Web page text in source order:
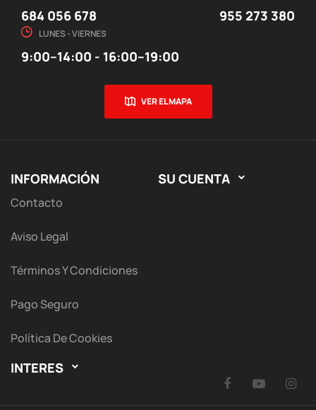
684 056 678 955 273 380
LUNES - VIERNES
9:00–14:00 - 16:00–19:00
VER EL MAPA
INFORMACIÓN
Contacto
Aviso Legal
Términos Y Condiciones
Pago Seguro
Política De Cookies
SU CUENTA 
INTERES 
Facebook